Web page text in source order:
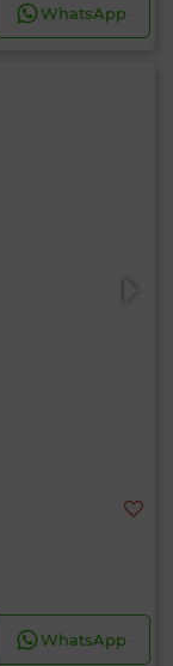
WhatsApp
WhatsApp